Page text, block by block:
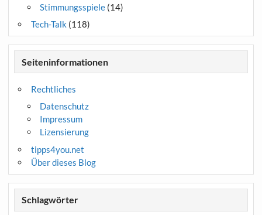
Stimmungsspiele(14)
Tech-Talk (118)
Seiteninformationen
Rechtliches
Datenschutz
Impressum
Lizensierung
tipps4you.net
Über dieses Blog
Schlagwörter